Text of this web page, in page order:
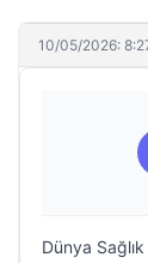
10/05/2026:
Dünya